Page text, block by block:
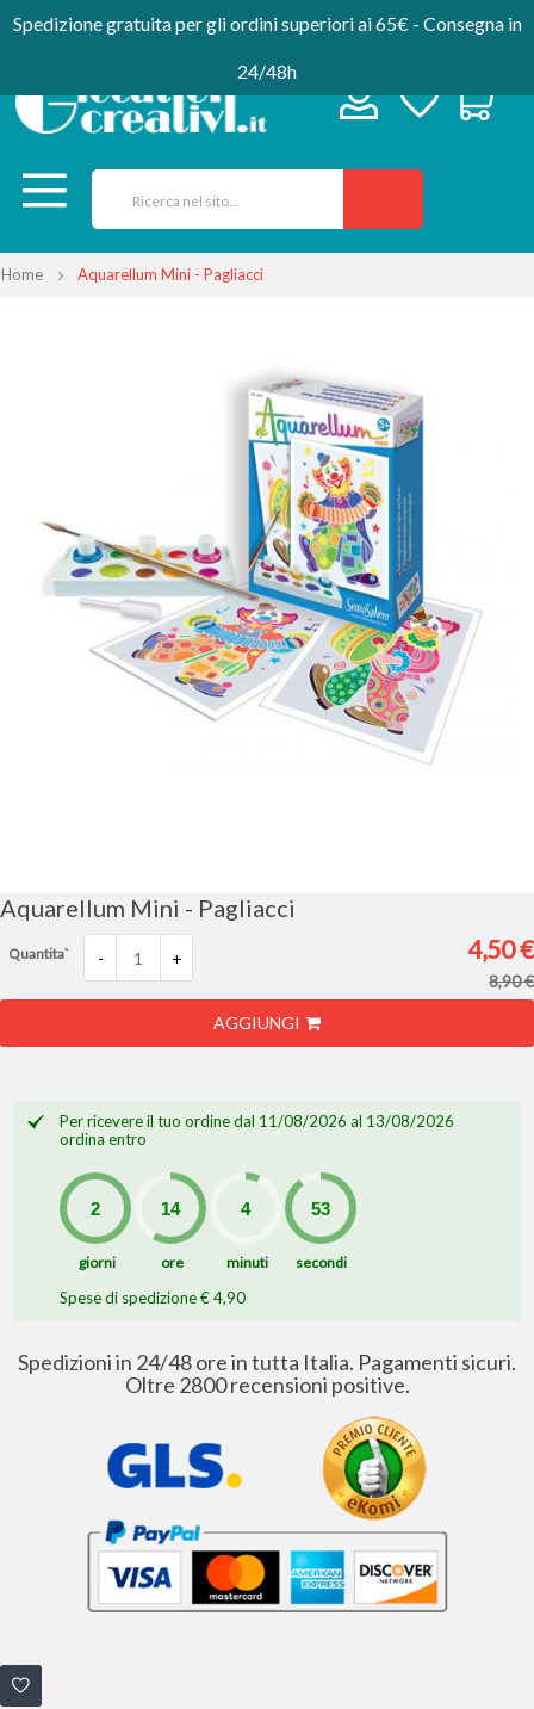
Spedizione gratuita per gli ordini superiori ai 65€ - Consegna in
24/48h
Home Aquarellum Mini - Pagliacci
di
immagini
Aquarellum Mini - Pagliacci
Quantita` - +
AGGIUNGI
4,50 €
8,90 €
Per ricevere il tuo ordine dal 11/08/2026 al 13/08/2026
ordina entro
giorni ore minuti secondi
Spese di spedizione € 4,90
Spedizioni in 24/48 ore in tutta Italia. Pagamenti sicuri.
Oltre 2800 recensioni positive.